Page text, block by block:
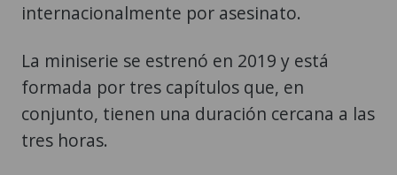
internacionalmente por asesinato.
La miniserie se estrenó en 2019 y está
formada por tres capítulos que, en
conjunto, tienen una duración cercana a las
tres horas.